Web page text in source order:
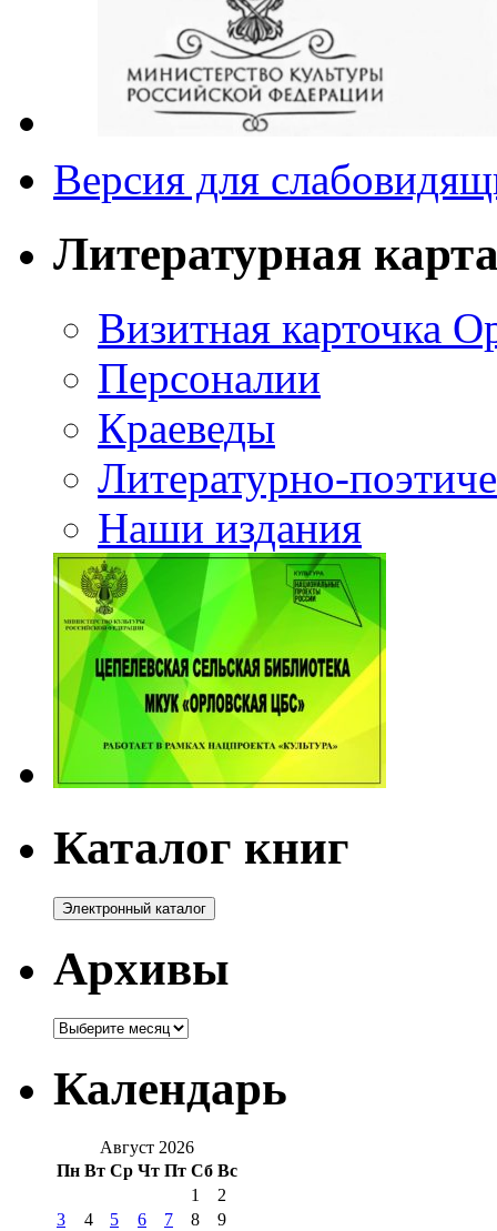
Версия для
Литературная
Визитная карточка
Персоналии
Краеведы
Литературно-
Наши издания
Каталог книг
Архивы
Архивы
Календарь
Август 2026
Пн Вт Ср Чт Пт Сб Вс
1
2
3
4 5 6 7 8
9